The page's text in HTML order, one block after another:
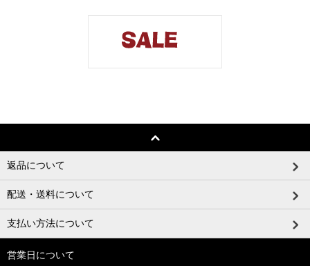
返品について
配送・送料について
支払い方法について
営業日について